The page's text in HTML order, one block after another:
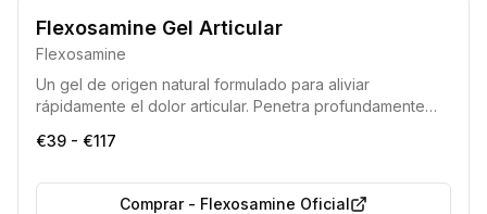
Producto 100% Natural Alta Calidad Garantizada
Flexosamine Gel Articular
Flexosamine
Un gel de origen natural formulado para aliviar
rápidamente el dolor articular. Penetra profundamente
eficaz en solo unos minutos.
€39 - €117
Comprar- Flexosamine Oficial